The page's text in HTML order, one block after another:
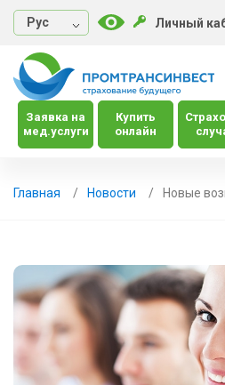
Руc Личный
Заявка на
мед.услуги
Купить
онлайн
Главная Новости Новые